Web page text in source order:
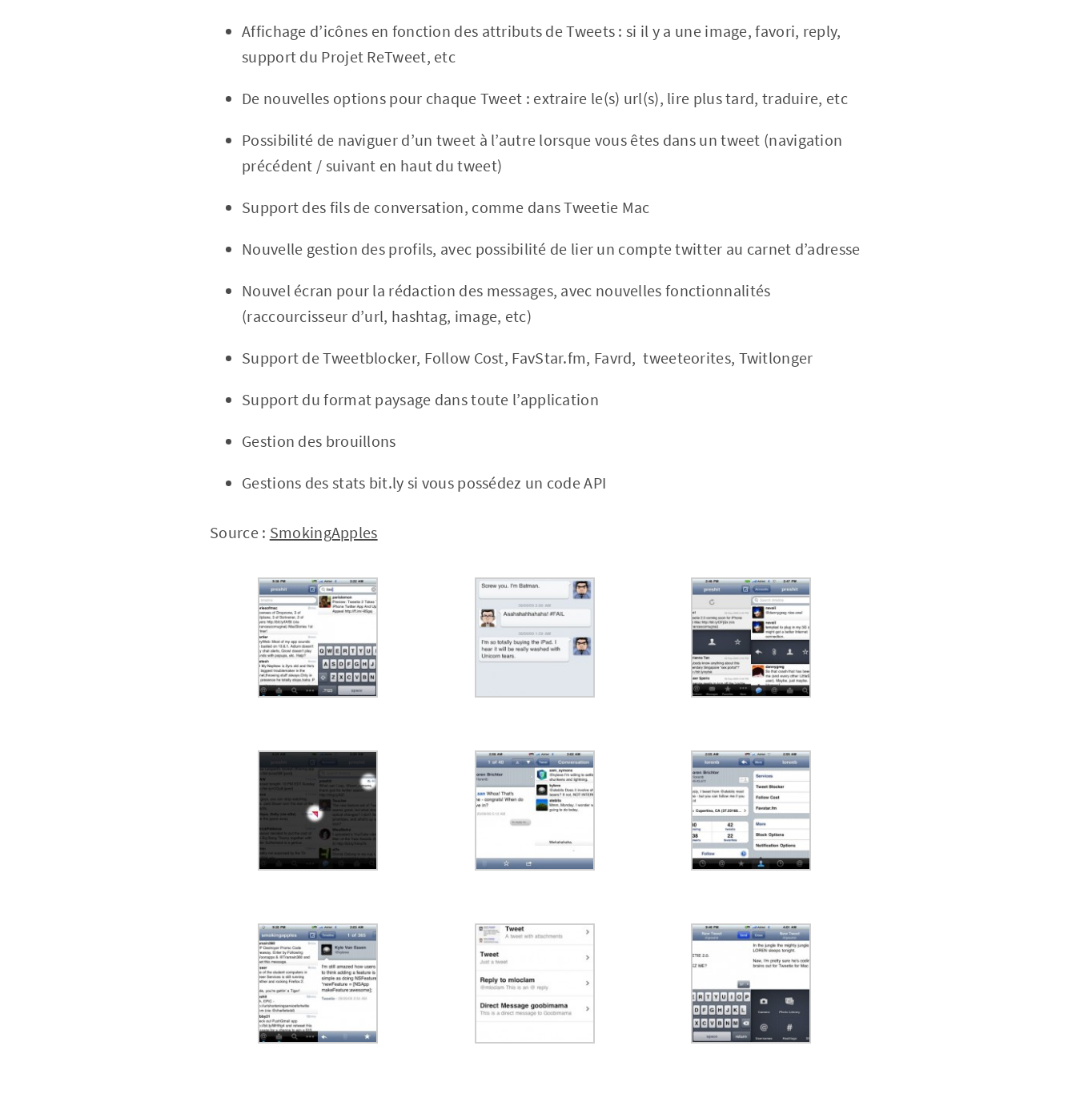
Affichage d’icônes en fonction des attributs de Tweets : si il y a une image, favori, reply,
support du Projet ReTweet, etc
De nouvelles options pour chaque Tweet : extraire le(s) url(s), lire plus tard, traduire, etc
Possibilité de naviguer d’un tweet à l’autre lorsque vous êtes dans un tweet (navigation
précédent / suivant en haut du tweet)
Support des fils de conversation, comme dans Tweetie Mac
Nouvelle gestion des profils, avec possibilité de lier un compte twitter au carnet d’adresse
Nouvel écran pour la rédaction des messages, avec nouvelles fonctionnalités
(raccourcisseur d’url, hashtag, image, etc)
Support de Tweetblocker, Follow Cost, FavStar.fm, Favrd, tweeteorites, Twitlonger
Support du format paysage dans toute l’application
Gestion des brouillons
Gestions des stats bit.ly si vous possédez un code API
Source : SmokingApples